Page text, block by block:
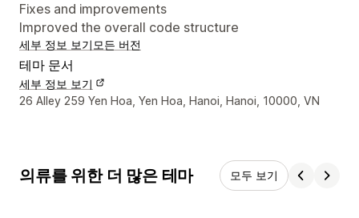
Fixes and improvements
Improved the overall code structure
세부 정보 보기모든 버전
테마 문서
세부 정보 보기
디자이너 연락처 세부 정보
26 Alley 259 Yen Hoa, Yen Hoa, Hanoi, Hanoi, 10000, VN
의류를 위한 더 많은 테마 모두 보기